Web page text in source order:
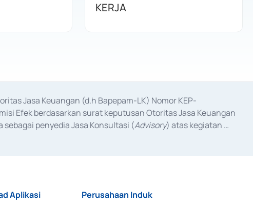
KERJA
Jasa Keuangan (d.h Bapepam-LK) Nomor KEP-
Efek berdasarkan surat keputusan Otoritas Jasa Keuangan
sebagai penyedia Jasa Konsultasi (Advisory) atas kegiatan
Aplikasi Perusahaan Induk